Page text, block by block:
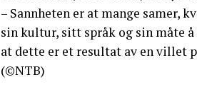
– Sannheten er at mange samer,
sin kultur, sitt språk og sin måte
at dette er et resultat av en villet
(©NTB)